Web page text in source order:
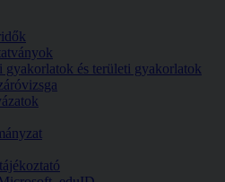
gyakorlatok és területi gyakorlatok